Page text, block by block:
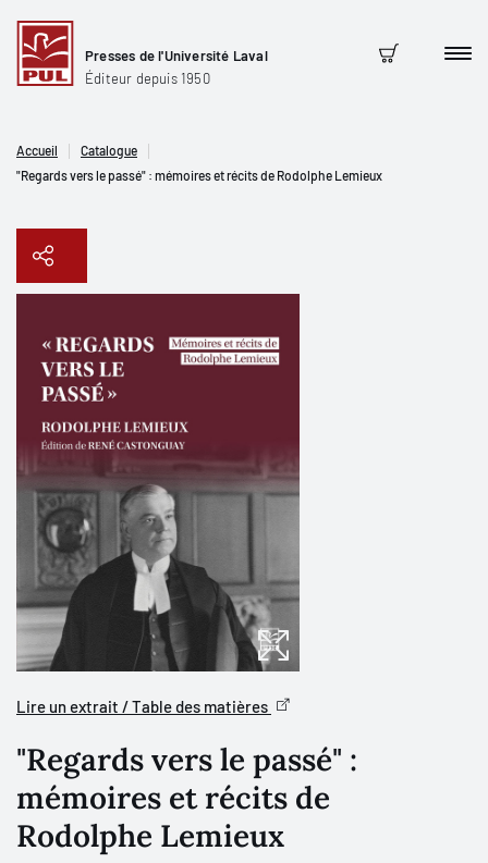
Presses de l'Université Laval
Éditeur depuis 1950
Panier
Accueil
Catalogue
"Regards vers le passé" : mémoires et récits de Rodolphe Lemieux
Lire un extrait / Table des matières
"Regards vers le passé" :
mémoires et récits de
Rodolphe Lemieux